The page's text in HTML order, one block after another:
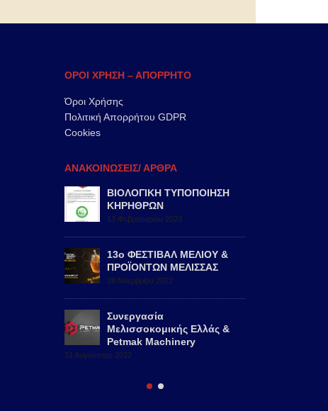
ΟΡΟΙ ΧΡΗΣΗ – ΑΠΟΡΡΗΤΟ
Όροι Χρήσης
Πολιτική Απορρήτου GDPR
Cookies
ΑΝΑΚΟΙΝΩΣΕΙΣ/ ΑΡΘΡΑ
ΒΙΟΛΟΓΙΚΗ ΤΥΠΟΠΟΙΗΣΗ
ΚΗΡΗΘΡΩΝ
13 Φεβρουαρίου 2023
13ο ΦΕΣΤΙΒΑΛ ΜΕΛΙΟΥ &
ΠΡΟΪΟΝΤΩΝ ΜΕΛΙΣΣΑΣ
28 Νοεμβρίου 2022
Συνεργασία
Μελισσοκομικής Ελλάς &
Petmak Machinery
31 Αυγούστου 2022